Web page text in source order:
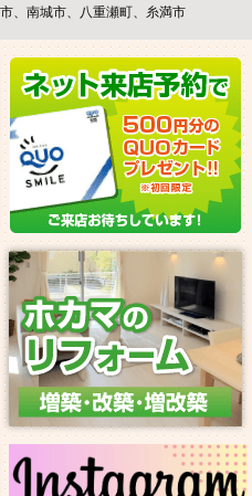
南城市 八重瀬町 糸満市